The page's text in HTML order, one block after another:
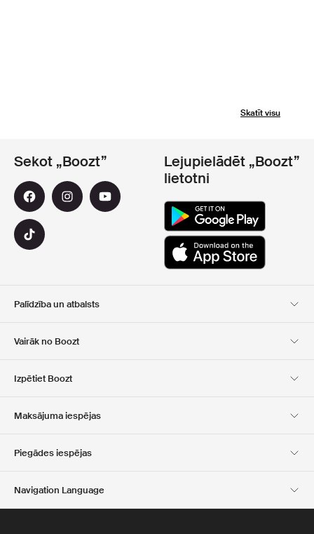
Skatīt visu
Palīdzība un atbalsts
Vairāk no Boozt
Club Boozt
Izpētiet Boozt
Preses un balvas
Sekot „Boozt”
Lejupielādēt „Boozt”
lietotni
Maksājuma iespējas
Piegādes iespējas
Navigation Language